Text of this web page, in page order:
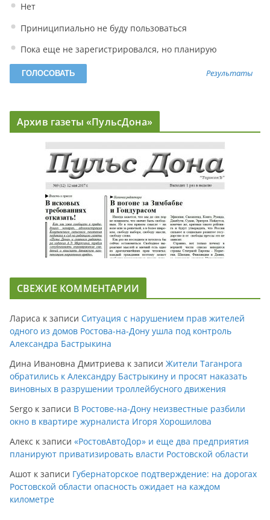
Нет
Приниципиально не буду пользоваться
Пока еще не зарегистрировался, но планирую
Результаты
Архив газеты «ПульсДона»
СВЕЖИЕ КОММЕНТАРИИ
Лариса к записи Ситуация с нарушением прав жителей
одного из домов Ростова-на-Дону ушла под контроль
Александра Бастрыкина
Дина Ивановна Дмитриева к записи Жители Таганрога
обратились к Александру Бастрыкину и просят наказать
виновных в разрушении троллейбусного движения
Sergo к записи В Ростове-на-Дону неизвестные разбили
окно в квартире журналиста Игоря Хорошилова
Алекс к записи «РостовАвтоДор» и еще два предприятия
планируют приватизировать власти Ростовской области
Ашот к записи Губернаторское подтверждение: на дорогах
Ростовской области опасность ожидает на каждом
километре